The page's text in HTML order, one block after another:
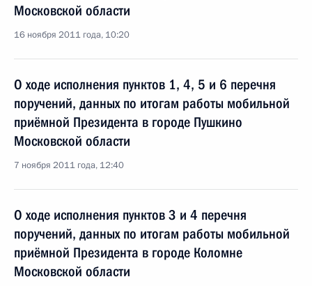
Московской области
16 ноября 2011 года, 10:20
О ходе исполнения пунктов 1, 4, 5 и 6 перечня
поручений, данных по итогам работы мобильной
приёмной Президента в городе Пушкино
Московской области
7 ноября 2011 года, 12:40
О ходе исполнения пунктов 3 и 4 перечня
поручений, данных по итогам работы мобильной
приёмной Президента в городе Коломне
Московской области